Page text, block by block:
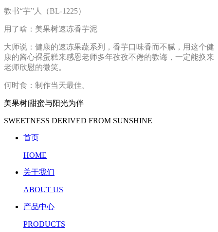
教书“芋”人（BL-1225）
用了啥：美果树速冻香芋泥
大师说：健康的速冻果蔬系列，香芋口味香而不腻，用这个健
康的酱心裸蛋糕来感恩老师多年孜孜不倦的教诲，一定能换来
老师欣慰的微笑。
何时食：制作当天最佳。
美果树|甜蜜与阳光为伴
SWEETNESS DERIVED FROM SUNSHINE
首页
HOME
关于我们
ABOUT US
产品中心
PRODUCTS